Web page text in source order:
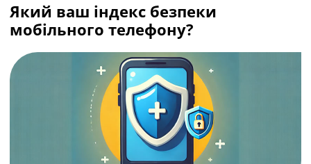
Який ваш індекс безпеки
мобільного телефону?